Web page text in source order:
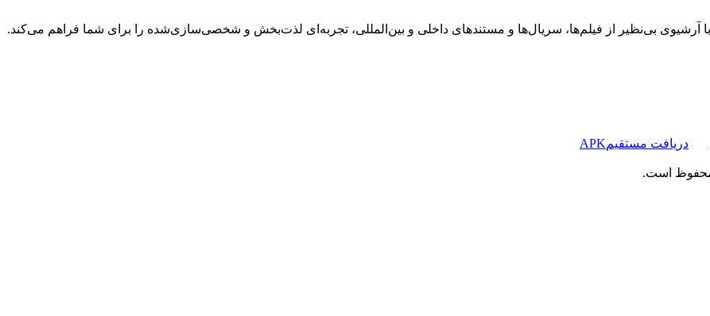
دریافت مستقیمAPK
است.